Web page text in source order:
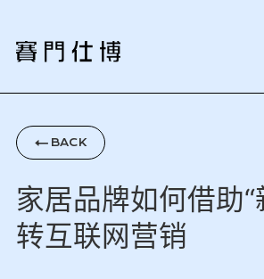
 BACK
家居品牌如何借助“
转互联网营销